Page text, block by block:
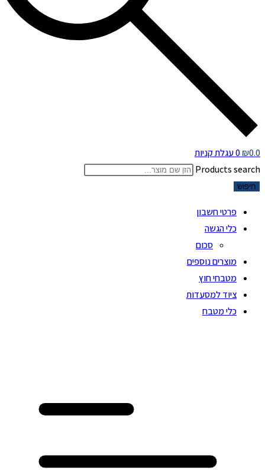
₪0.0
0 עגלת קניות
Products search
חיפוש
פרטי חשבון
כלי הגשה
סכום
מוצרים נוספים
מטבחי חוץ
ציוד למסעדות
כלי מטבח